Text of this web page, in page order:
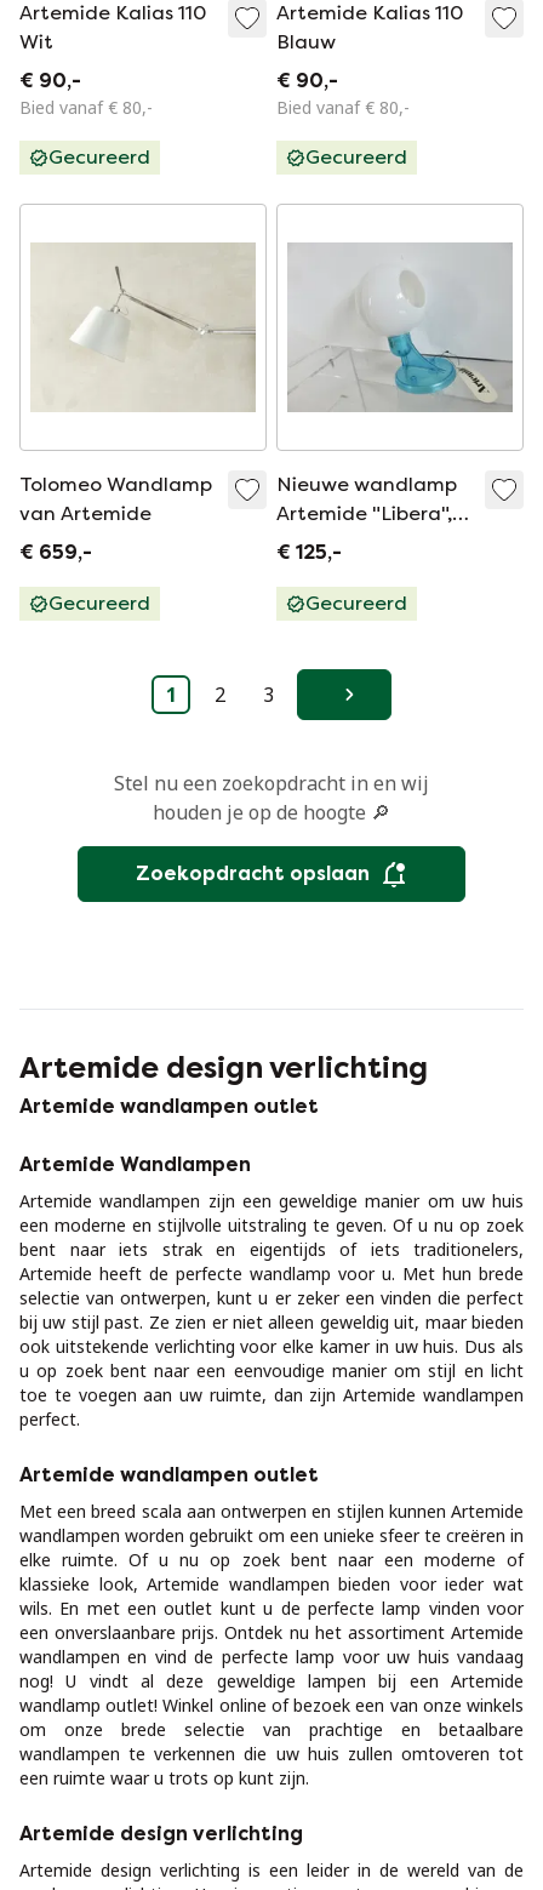
Artemide Kalias 110
Wit
€ 90,-
Bied vanaf € 80,-
Gecureerd
Artemide Kalias 110
Blauw
€ 90,-
Bied vanaf € 80,-
Gecureerd
Tolomeo Wandlamp
van Artemide
€ 659,-
Gecureerd
Nieuwe wandlamp
Artemide "Libera",
ontwerp De Michele
€ 125,-
Gecureerd
1 2 3 Volgende
Stel nu een zoekopdracht in en wij
houden je op de hoogte 🔎
Zoekopdracht opslaan
Artemide design verlichting
Artemide wandlampen outlet
Artemide Wandlampen
Artemide wandlampen zijn een geweldige manier om uw huis
een moderne en stijlvolle uitstraling te geven. Of u nu op zoek
bent naar iets strak en eigentijds of iets traditionelers,
Artemide heeft de perfecte wandlamp voor u. Met hun brede
selectie van ontwerpen, kunt u er zeker een vinden die perfect
bij uw stijl past. Ze zien er niet alleen geweldig uit, maar bieden
ook uitstekende verlichting voor elke kamer in uw huis. Dus als
u op zoek bent naar een eenvoudige manier om stijl en licht
toe te voegen aan uw ruimte, dan zijn Artemide wandlampen
perfect.
Artemide wandlampen outlet
Met een breed scala aan ontwerpen en stijlen kunnen Artemide
wandlampen worden gebruikt om een unieke sfeer te creëren in
elke ruimte. Of u nu op zoek bent naar een moderne of
klassieke look, Artemide wandlampen bieden voor ieder wat
wils. En met een outlet kunt u de perfecte lamp vinden voor
een onverslaanbare prijs. Ontdek nu het assortiment Artemide
wandlampen en vind de perfecte lamp voor uw huis vandaag
nog! U vindt al deze geweldige lampen bij een Artemide
wandlamp outlet! Winkel online of bezoek een van onze winkels
om onze brede selectie van prachtige en betaalbare
wandlampen te verkennen die uw huis zullen omtoveren tot
een ruimte waar u trots op kunt zijn.
Artemide design verlichting
Artemide design verlichting is een leider in de wereld van de